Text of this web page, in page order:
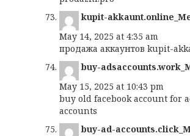
kupit-
May 14, 2025 at 4:35 am
продажа аккаунтов kupit-
buy-
May 15, 2025 at 10:43 pm
buy old facebook account for
accounts
buy-ad-